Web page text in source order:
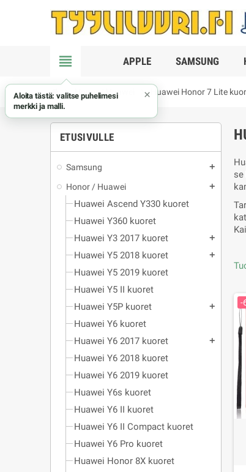
view_headline APPLE SAMSUNG
chevron_right Honor / Huawei chevron_right Huawei Honor 7 Lite
ETUSIVULLE
Samsung add
Honor / Huawei add
Huawei Ascend Y330 kuoret
Huawei Y360 kuoret
Huawei Y3 2017 kuoret
add
Huawei Y5 2018 kuoret add
Huawei Y5 2019 kuoret
Huawei Y5 II kuoret
Huawei Y5P kuoret
add
Huawei Y6 kuoret
Huawei Y6 2017 kuoret
add
Huawei Y6 2018 kuoret
Huawei Y6 2019 kuoret
Huawei Y6s kuoret
Huawei Y6 II kuoret
Huawei Y6 II Compact kuoret
Huawei Y6 Pro kuoret
Huawei Honor 8X kuoret
se
-
Aloita tästä: valitse puhelimesi
merkki ja malli.
×